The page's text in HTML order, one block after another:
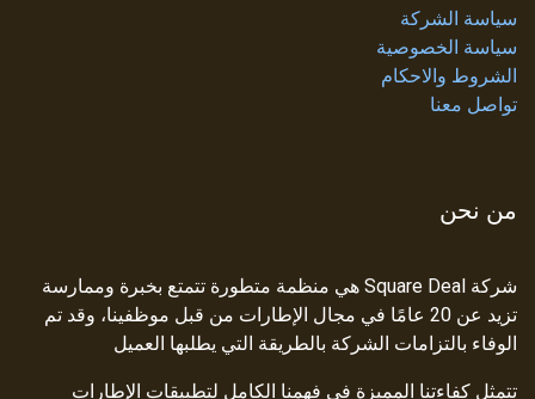
سياسة الشركة
سياسة الخصوصية
الشروط والاحكام
تواصل معنا
من نحن
شركة Square Deal هي منظمة متطورة تتمتع بخبرة وممارسة
تزيد عن 20 عامًا في مجال الإطارات من قبل موظفينا، وقد تم
الوفاء بالتزامات الشركة بالطريقة التي يطلبها العميل
تتمثل كفاءتنا المميزة في فهمنا الكامل لتطبيقات الإطارات